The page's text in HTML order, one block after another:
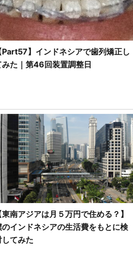
Part57】インドネシアで歯列矯正し
みた｜第46回装置調整日
東南アジアは月５万円で住める？】
のインドネシアの生活費をもとに検
してみた